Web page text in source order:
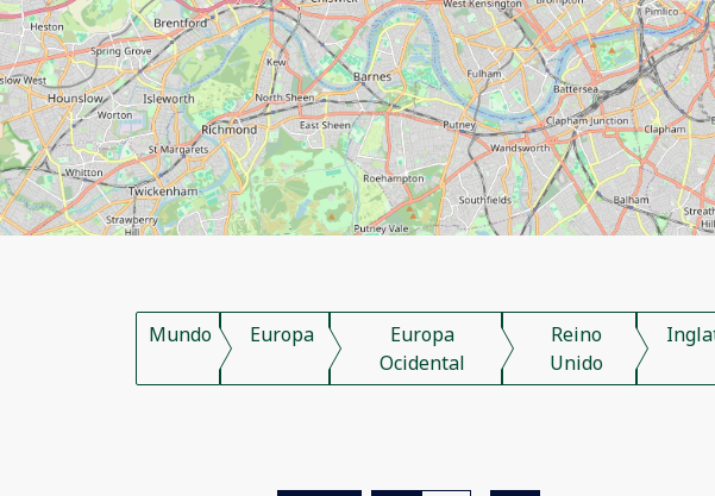
Mundo Europa
Europa
Ocidental
Reino
Unido